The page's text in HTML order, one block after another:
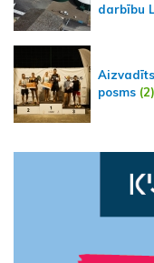
darbību
posms (2)